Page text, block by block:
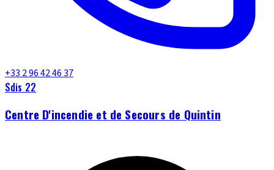
+33 2 96 42 46 37
Sdis 22
Centre D'incendie et de Secours de Quintin